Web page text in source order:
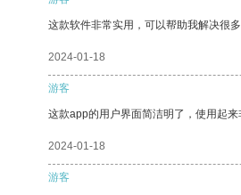
这款软件非常实用，可以帮助我解决很
2024-01-18
游客
这款app的用户界面简洁明了，使用起
2024-01-18
游客